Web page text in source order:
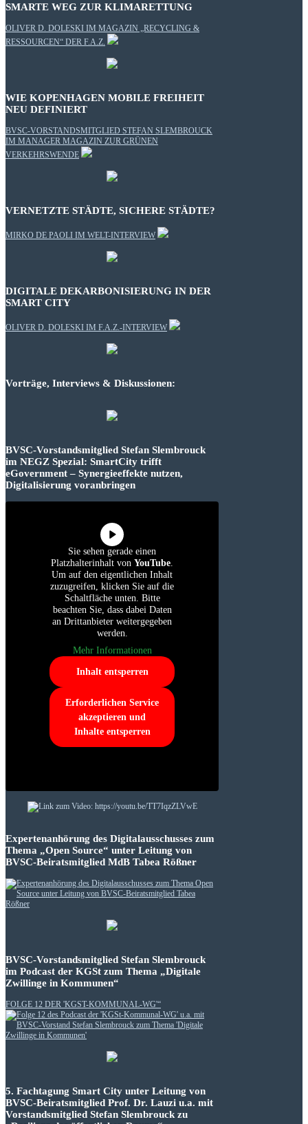
SMARTE WEG ZUR KLIMARETTUNG
OLIVER D. DOLESKI IM MAGAZIN „RECYCLING &
RESSOURCEN“ DER F.A.Z.
WIE KOPENHAGEN MOBILE FREIHEIT
NEU DEFINIERT
BVSC-VORSTANDSMITGLIED STEFAN SLEMBROUCK
IM MANAGER MAGAZIN ZUR GRÜNEN
VERKEHRSWENDE
VERNETZTE STÄDTE, SICHERE STÄDTE?
MIRKO DE PAOLI IM WELT-INTERVIEW
DIGITALE DEKARBONISIERUNG IN DER
SMART CITY
OLIVER D. DOLESKI IM F.A.Z.-INTERVIEW
Vorträge, Interviews & Diskussionen:
BVSC-Vorstandsmitglied Stefan Slembrouck
im NEGZ Spezial: SmartCity trifft
eGovernment – Synergieeffekte nutzen,
Digitalisierung voranbringen
Sie sehen gerade einen
Platzhalterinhalt von YouTube.
Um auf den eigentlichen Inhalt
zuzugreifen, klicken Sie auf die
Schaltfläche unten. Bitte
beachten Sie, dass dabei Daten
an Drittanbieter weitergegeben
werden.
Mehr Informationen
Inhalt entsperren
Erforderlichen Service
akzeptieren und
Inhalte entsperren
Expertenanhörung des Digitalausschusses zum
Thema „Open Source“ unter Leitung von
BVSC-Beiratsmitglied MdB Tabea Rößner
BVSC-Vorstandsmitglied Stefan Slembrouck
im Podcast der KGSt zum Thema „Digitale
Zwillinge in Kommunen“
FOLGE 12 DER 'KGST-KOMMUNAL-WG'“
5. Fachtagung Smart City unter Leitung von
BVSC-Beiratsmitglied Prof. Dr. Lauzi u.a. mit
Vorstandsmitglied Stefan Slembrouck zu